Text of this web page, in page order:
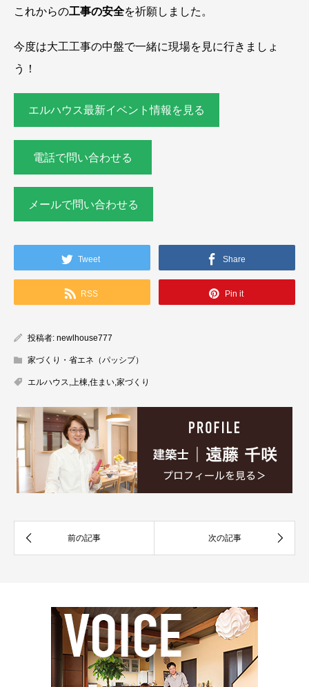
これからの工事の安全を祈願しました。
今度は大工工事の中盤で一緒に現場を見に行きましょ
う！
エルハウス最新イベント情報を見る
電話で問い合わせる
メールで問い合わせる
Tweet Share
RSS Pin it
投稿者: newlhouse777
家づくり・省エネ（パッシブ）
エルハウス,上棟,住まい,家づくり